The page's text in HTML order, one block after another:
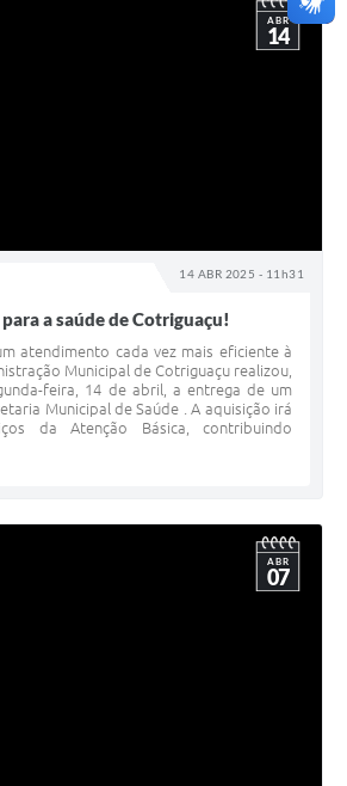
14 ABR 2025 - 11h31
ABR
14
a saúde de Cotriguaçu!
atendimento cada vez mais eficiente à
Municipal de Cotriguaçu realizou,
feira, 14 de abril, a entrega de um
Municipal de Saúde . A aquisição irá
da Atenção Básica, contribuindo
ABR
07